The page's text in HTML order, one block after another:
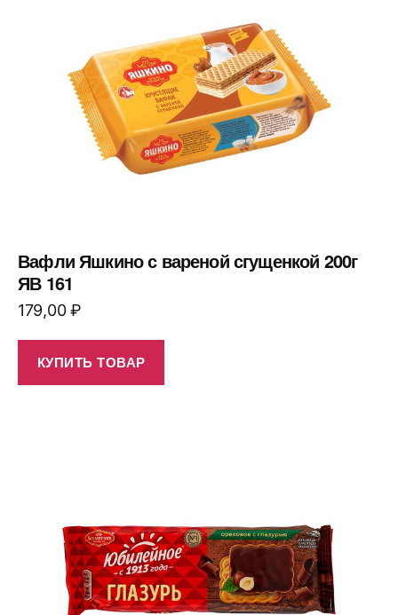
Вафли Яшкино с вареной сгущенкой 200г
ЯВ 161
179,00₽
КУПИТЬ ТОВАР